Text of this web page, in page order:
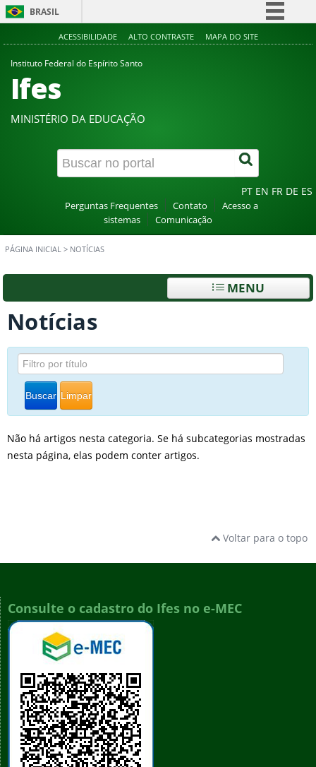
BRASIL
Simplifique!
Canais
ACESSIBILIDADE ALTO CONTRASTE MAPA DO SITE
Instituto Federal do Espírito Santo
Ifes
MINISTÉRIO DA EDUCAÇÃO
PT EN FR DE ES
Perguntas Frequentes Contato
Acesso a
sistemas
Comunicação
PÁGINA INICIAL > NOTÍCIAS
MENU
Notícias
Buscar Limpar
Não há artigos nesta categoria. Se há subcategorias mostradas
nesta página, elas podem conter artigos.
Voltar para o topo
Consulte o cadastro do Ifes no e-MEC